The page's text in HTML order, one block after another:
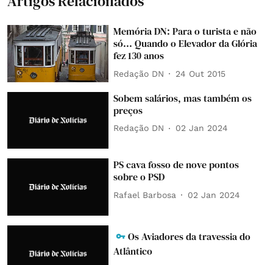
Memória DN: Para o turista e não
só... Quando o Elevador da Glória
fez 130 anos
Redação DN 24 Out 2015
Sobem salários, mas também os
preços
Redação DN 02 Jan 2024
PS cava fosso de nove pontos
sobre o PSD
Rafael Barbosa 02 Jan 2024
Os Aviadores da travessia do
Atlântico